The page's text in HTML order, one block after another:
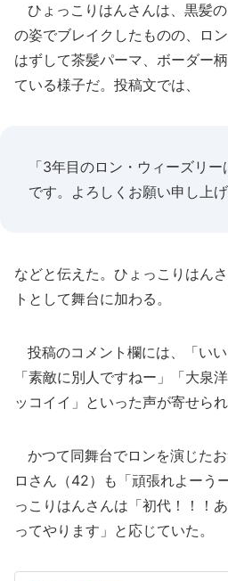
ひょっこりはんさんは、黒髪
の姿でブレイクしたものの、ロ
はずして茶髪パーマ、ボーダー
ている様子だ。投稿文では、
「3年目のロン・ウィーズリ
です。よろしくお願い申し上げ
などと伝えた。ひょっこりはん
トとして舞台に加わる。
投稿のコメント欄には、「いい
「素敵に別人ですねー」「大泉
ッコイイ」といった声が寄せられ
かつて同舞台でロンを演じた
ロさん（42）も「頑張れよーう
っこりはんさんは「初代！！！
ってやります」と応じていた。